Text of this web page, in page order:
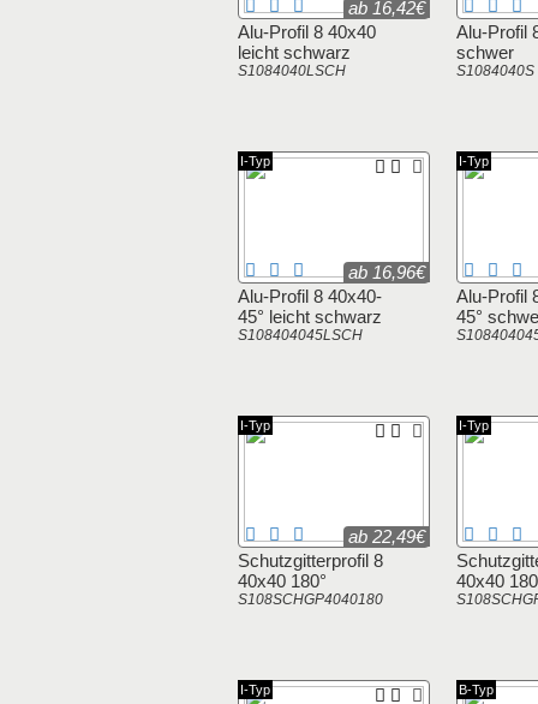
Alu-Profil 8 40x40
leicht schwarz
S1084040LSCH
ab 16,42€
Alu-Profil
schwer
S1084040S
Alu-Profil 8 40x40-
45° leicht schwarz
S108404045LSCH
ab 16,96€
I-Typ
Alu-Profil
45°
I-Typ
Schutzgitterprofil 8
40x40 180°
S108SCHGP4040180
ab 22,49€
I-Typ
40x40
I-Typ
I-Typ B-Typ